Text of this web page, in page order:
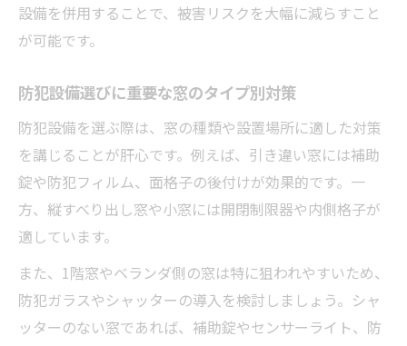
後付け防犯グッズと防犯設備の違いを解説
防犯設備で手軽に窓の防御力を高める方法
防犯設備を選ぶ際のコストと効果の比較
防犯設備を活かしたコスト効率の高い窓対策
防犯設備でコスト効率よく窓を守る方法
防犯設備の選定で費用対効果を最大化
防犯設備と窓防犯グッズの賢い予算術
防犯設備による多層的な窓防御で安心
防犯設備とDIYの組み合わせで節約対策
設備を併用することで、被害リスクを大幅に減らすこと
が可能です。
防犯設備選びに重要な窓のタイプ別対策
防犯設備を選ぶ際は、窓の種類や設置場所に適した対策
を講じることが肝心です。例えば、引き違い窓には補助
錠や防犯フィルム、面格子の後付けが効果的です。一
方、縦すべり出し窓や小窓には開閉制限器や内側格子が
適しています。
また、1階窓やベランダ側の窓は特に狙われやすいため、
防犯ガラスやシャッターの導入を検討しましょう。シャ
ッターのない窓であれば、補助錠やセンサーライト、防